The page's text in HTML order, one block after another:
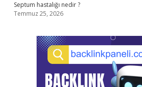
Septum hastalığı nedir ?
Temmuz 25, 2026